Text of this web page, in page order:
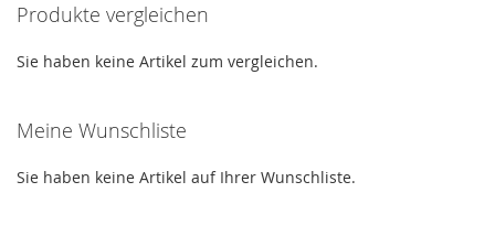
Produkte vergleichen
Sie haben keine Artikel zum vergleichen.
Meine Wunschliste
Sie haben keine Artikel auf Ihrer Wunschliste.